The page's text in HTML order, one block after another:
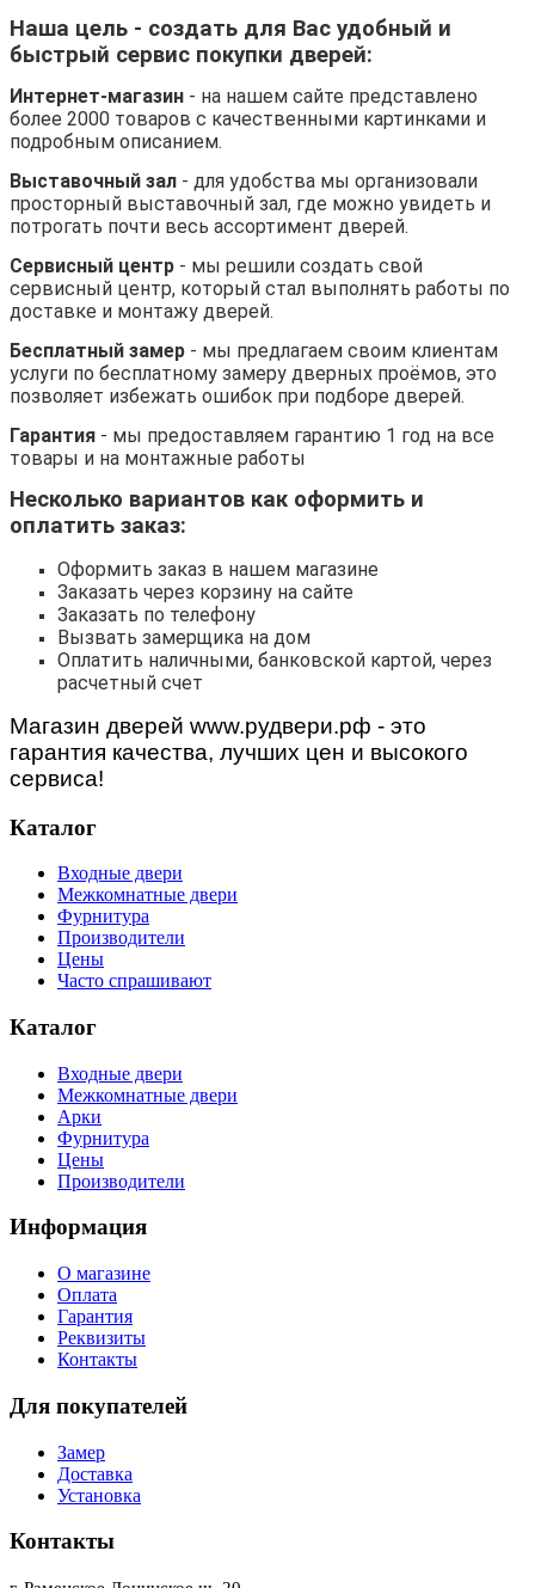
Наша цель - создать для Вас удобный и
быстрый сервис покупки дверей:
Интернет-магазин - на нашем сайте представлено
более 2000 товаров с качественными картинками и
подробным описанием.
Выставочный зал - для удобства мы организовали
просторный выставочный зал, где можно увидеть и
потрогать почти весь ассортимент дверей.
Сервисный центр - мы решили создать свой
сервисный центр, который стал выполнять работы по
доставке и монтажу дверей.
Бесплатный замер - мы предлагаем своим клиентам
услуги по бесплатному замеру дверных проёмов, это
позволяет избежать ошибок при подборе дверей.
Гарантия - мы предоставляем гарантию 1 год на все
товары и на монтажные работы
Несколько вариантов как оформить и
оплатить заказ:
Оформить заказ в нашем магазине
Заказать через корзину на сайте
Заказать по телефону
Вызвать замерщика на дом
Оплатить наличными, банковской картой, через
расчетный счет
Магазин дверей www.рудвери.рф - это
гарантия качества, лучших цен и высокого
сервиса!
Каталог
Входные двери
Межкомнатные двери
Фурнитура
Производители
Цены
Часто спрашивают
Каталог
Входные двери
Межкомнатные двери
Арки
Фурнитура
Цены
Производители
Информация
О магазине
Оплата
Гарантия
Реквизиты
Контакты
Для покупателей
Замер
Доставка
Установка
Контакты